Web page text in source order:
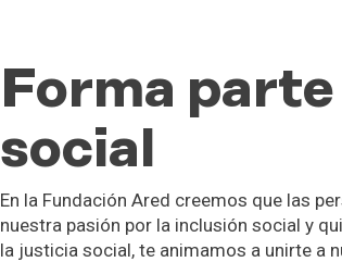
Forma
social
En la Fundación Ared creemos que las
nuestra pasión por la inclusión social y
la justicia social, te animamos a unirte a